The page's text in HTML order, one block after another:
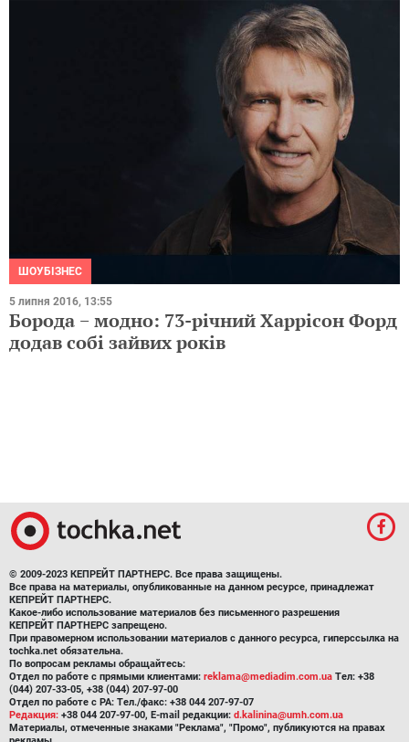
ШОУБІЗНЕС
5 липня 2016, 13:55
Борода − модно: 73-річний Харрісон Форд
додав собі зайвих років
© 2009-2023 КЕПРЕЙТ ПАРТНЕРС. Все права защищены.
Все права на материалы, опубликованные на данном ресурсе, принадлежат
КЕПРЕЙТ ПАРТНЕРС.
Какое-либо использование материалов без письменного разрешения
КЕПРЕЙТ ПАРТНЕРС запрещено.
При правомерном использовании материалов с данного ресурса, гиперссылка на
tochka.net обязательна.
По вопросам рекламы обращайтесь:
Отдел по работе с прямыми клиентами: reklama@mediadim.com.ua Тел: +38
(044) 207-33-05, +38 (044) 207-97-00
Отдел по работе с РА: Тел./факс: +38 044 207-97-07
Редакция: +38 044 207-97-00, E-mail редакции: d.kalinina@umh.com.ua
Материалы, отмеченные знаками "Реклама", "Промо", публикуются на правах